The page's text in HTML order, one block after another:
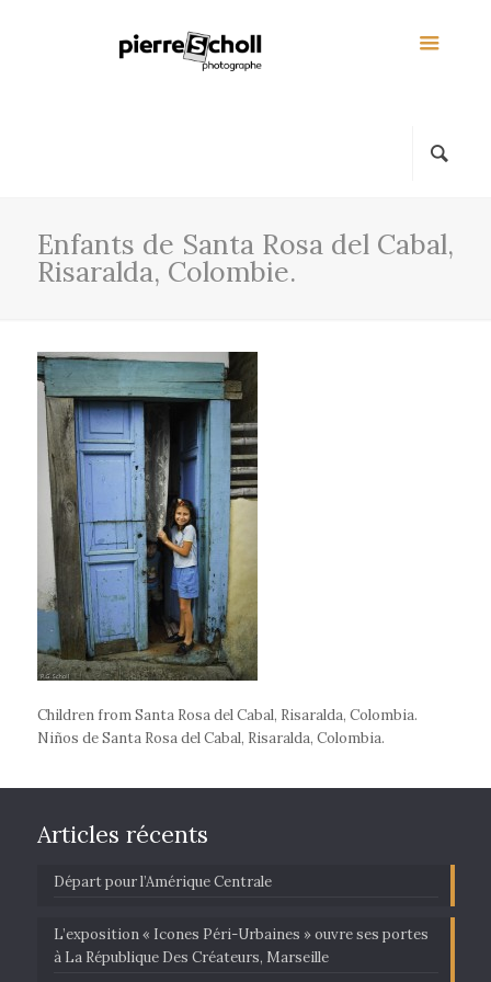
Enfants de Santa Rosa del Cabal,
Risaralda, Colombie.
Children from Santa Rosa del Cabal, Risaralda, Colombia.
Niños de Santa Rosa del Cabal, Risaralda, Colombia.
Articles récents
Départ pour l’Amérique Centrale
L’exposition « Icones Péri-Urbaines » ouvre ses portes
à La République Des Créateurs, Marseille